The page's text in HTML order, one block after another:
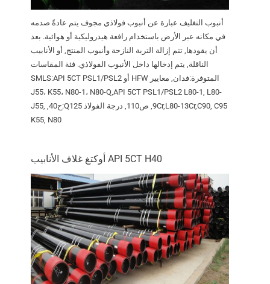
أنبوب التغليف عبارة عن أنبوب فولاذي مجوف يتم عادةً صدمه
في مكانه عبر الأرض باستخدام رافعة هيدروليكية أو هوائية. بعد
أن يقودها, تتم إزالة التربة النازحة وأنبوب المنتج, أو الأنابيب
الناقلة, يتم إدخالها داخل الأنبوب الفولاذي. فئة المقاسات
المتوفرة:فدان, معايير HFW أو SMLS:API 5CT PSL1/PSL2
J55، K55، N80-1، N80-Q,API 5CT PSL1/PSL2 L80-1, L80-
9Cr,L80-13Cr,C90, C95, ص110, درجة الفولاذ Q125:ح40, J55,
K55, N80
API 5CT H40 أوكتغ غلاف الأنابيب